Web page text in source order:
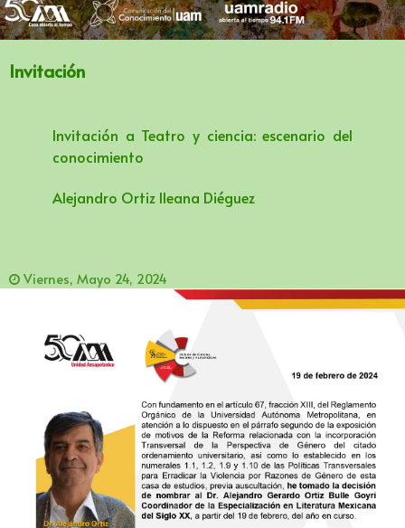
Invitación
Invitación a Teatro y ciencia: escenario del
conocimiento
Alejandro Ortiz lleana Diéguez
Viernes, Mayo 24, 2024